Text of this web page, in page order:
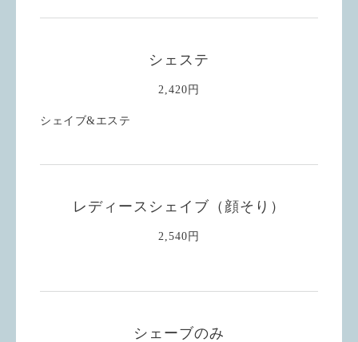
シェステ
2,420円
シェイブ&エステ
レディースシェイブ（顔そり）
2,540円
シェーブのみ